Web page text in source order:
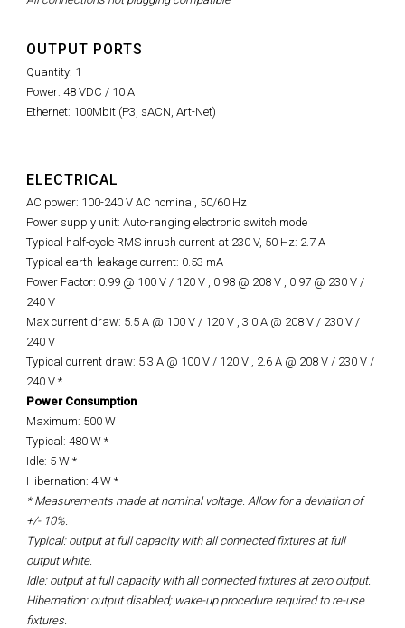
OUTPUT PORTS
Quantity: 1
Power: 48 VDC / 10 A
Ethernet: 100Mbit (P3, sACN, Art-Net)
ELECTRICAL
AC power: 100-240 V AC nominal, 50/60 Hz
Power supply unit: Auto-ranging electronic switch mode
Typical half-cycle RMS inrush current at 230 V, 50 Hz: 2.7 A
Typical earth-leakage current: 0.53 mA
Power Factor: 0.99 @ 100 V / 120 V , 0.98 @ 208 V , 0.97 @ 230 V /
240 V
Max current draw: 5.5 A @ 100 V / 120 V , 3.0 A @ 208 V / 230 V /
240 V
Typical current draw: 5.3 A @ 100 V / 120 V , 2.6 A @ 208 V / 230 V /
240 V *
Power Consumption
Maximum: 500 W
Typical: 480 W *
Idle: 5 W *
Hibernation: 4 W *
* Measurements made at nominal voltage. Allow for a deviation of
+/- 10%.
Typical: output at full capacity with all connected fixtures at full
output white.
Idle: output at full capacity with all connected fixtures at zero output.
Hibernation: output disabled; wake-up procedure required to re-use
fixtures.